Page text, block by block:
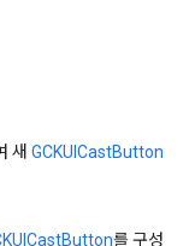
새 GCKUICastButton
를 구성